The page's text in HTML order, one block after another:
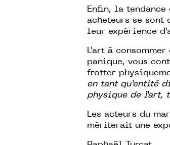
Enfin, la
acheteurs se sont
leur expérience
L’art à
panique, vous
frotter
en tant qu’entité
physique de l’art,
Les acteurs du
mériterait une